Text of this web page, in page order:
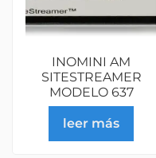
INOMINI AM
SITESTREAMER
MODELO 637
leer más